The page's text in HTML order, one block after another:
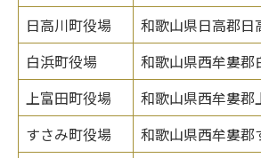
日高川町役場
和歌山県日高郡
白浜町役場
和歌山県西牟婁郡
上富田町役場
和歌山県西牟婁郡
すさみ町役場
和歌山県西牟婁郡